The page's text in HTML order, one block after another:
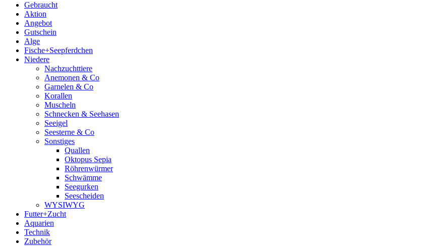
Gebraucht
Aktion
Angebot
Gutschein
Alge
Fische+Seepferdchen
Niedere
Nachzuchttiere
Anemonen & Co
Garnelen & Co
Korallen
Muscheln
Schnecken & Seehasen
Seeigel
Seesterne & Co
Sonstiges
Quallen
Oktopus Sepia
Röhrenwürmer
Schwämme
Seegurken
Seescheiden
WYSIWYG
Futter+Zucht
Aquarien
Technik
Zubehör